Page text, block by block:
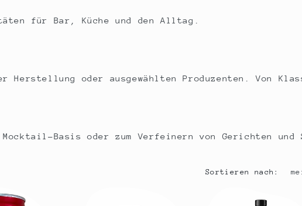
für Bar, Küche und den Alltag.
Herstellung oder ausgewählten Produzenten. Von
Basis oder zum Verfeinern von Gerichten und
Sortieren nach: